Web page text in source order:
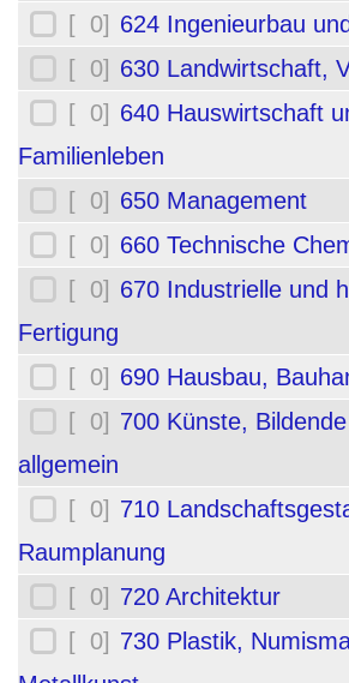
[ 0] 624 Ingenieurbau
[ 0] 630 Landwirtschaft,
[ 0] 640 Hauswirtschaft
Familienleben
[ 0] 650 Management
[ 0] 660 Technische
[ 0] 670 Industrielle und
Fertigung
[ 0] 690 Hausbau,
[ 0] 700 Künste,
allgemein
[ 0] 710
Raumplanung
[ 0] 720 Architektur
[ 0] 730 Plastik,